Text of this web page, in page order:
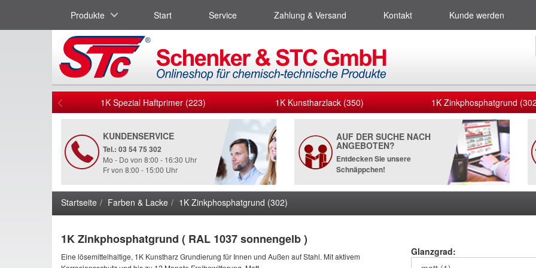
Produkte Start Service Zahlung & Versand Kontakt Kunde werden
1K Spezial Haftprimer (223) 1K Kunstharzlack (350) 1K Zinkphosphatgrund
KUNDENSERVICE
Tel.: 03 54 75 302
Mo - Do von 8:00 - 16:30 Uhr
Fr von 8:00 - 15:00 Uhr
AUF DER SUCHE NACH
ANGEBOTEN?
Entdecken Sie unsere
Schnäppchen!
Startseite Farben & Lacke 1K Zinkphosphatgrund (302)
1K Zinkphosphatgrund ( RAL 1037 sonnengelb )
Eine lösemittelhaltige, 1K Kunstharz Grundierung für Innen und Außen auf Stahl. Mit aktivem
Glanzgrad: